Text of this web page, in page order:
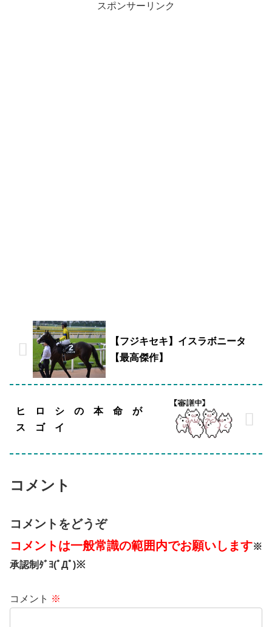
スポンサーリンク
【フジキセキ】イスラボニータ
【最高傑作】
ヒ ロ シ の 本 命 が
ス ゴ イ
コメント
コメントをどうぞ
コメントは一般常識の範囲内でお願いします※
承認制ﾀﾞﾖ(ﾟДﾟ)※
コメント ※